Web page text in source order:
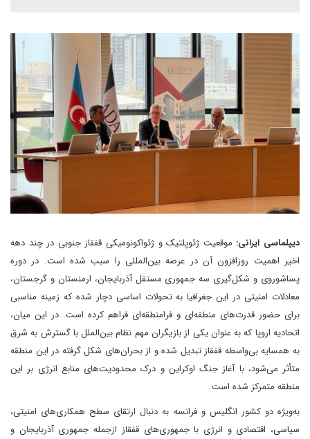
دیپلماسی ایرانی: موقعیت ژئوپلتیک و ژئواکونومیکی قفقاز جنوبی در چند دهه
اخیر اهمیت روزافزون آن در عرصه بین‌المللی را سبب شده است. در دوره
پساشوروی و شکل‌گیری سه جمهوری مستقل آذربایجان، ارمنستان و گرجستان،
معادلات امنیتی در این جغرافیا به تحولات اساسی دچار شده که زمینه مناسبی
برای حضور قدرت‌های منطقه‌ای و فرامنطقه‌ای فراهم کرده است. در این میان،
اتحادیه اروپا که به عنوان یکی از بازیگران مهم نظام بین‌الملل با گسترش به شرق
به همسایه بی‌واسطه قفقاز تبدیل شده و از بحران‌های شکل گرفته در این منطقه
متأثر می‌شود، با آغاز جنگ اوکراین و درک محدودیت‌های منابع انرژی بر این
منطقه متمرکز شده است.
به‌ویژه دو کشور انگلیس و فرانسه به دنبال ارتقای سطح همکاری‌های امنیتی،
سیاسی، اقتصادی و انرژی با جمهوری‌های قفقاز ازجمله جمهوری آذربایجان و